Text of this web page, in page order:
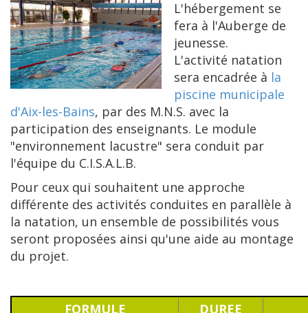
L'hébergement se
fera à l'Auberge de
jeunesse.
L'activité natation
sera encadrée à la
piscine municipale
d'Aix-les-Bains, par des M.N.S. avec la
participation des enseignants. Le module
"environnement lacustre" sera conduit par
l'équipe du C.I.S.A.L.B.
Pour ceux qui souhaitent une approche
différente des activités conduites en parallèle à
la natation, un ensemble de possibilités vous
seront proposées ainsi qu'une aide au montage
du projet.
FORMULE DUREE